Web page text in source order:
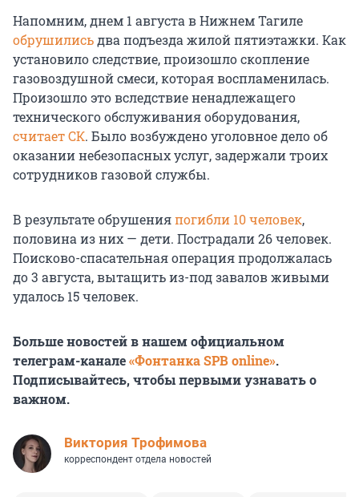
Напомним, днем 1 августа в Нижнем Тагиле
обрушилисьдва подъезда жилой пятиэтажки. Как
установило следствие, произошло скопление
газовоздушной смеси, которая воспламенилась.
Произошло это вследствие ненадлежащего
технического обслуживания оборудования,
считает СК. Было возбуждено уголовное дело об
оказании небезопасных услуг, задержали троих
сотрудников газовой службы.
В результате обрушенияпогибли 10 человек,
половина из них — дети. Пострадали 26 человек.
Поисково-спасательная операция продолжалась
до 3 августа, вытащить из-под завалов живыми
удалось 15 человек.
Больше новостей в нашем официальном
телеграм-канале«Фонтанка SPB online».
Подписывайтесь, чтобы первыми узнавать о
важном.
Виктория Трофимова
корреспондент отдела новостей